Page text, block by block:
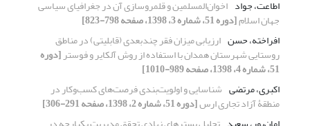
اطاعت، جواد اخوان‌المسلمین و قلمروسازی آن در جغرافیای سیاسی
جهان اسلام[دوره 51، شماره 3، 1398، صفحه 798-823]
افراخته، حسن ارزیابی میزان فقر چندبعدی (قابلیتی) در مناطق
روستایی شهرستان همدان با استفاده از روش آلکایر و فوستر[دوره
51، شماره 4، 1398، صفحه 989-1010]
اکبری، مرتضی شناسایی و اولویت‌بندی فرصت‌های کسب‌وکار در
منطقۀ آزاد تجاری ارس[دوره 51، شماره 2، 1398، صفحه 291-306]